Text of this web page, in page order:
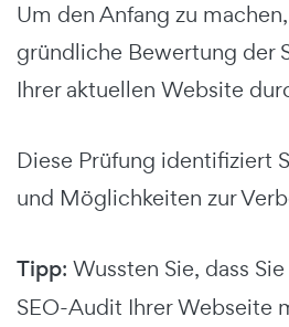
Um den Anfang zu
gründliche Bewertung der
Ihrer aktuellen Website
Diese Prüfung identifiziert
und Möglichkeiten zur
Tipp: Wussten Sie, dass
SEO-Audit Ihrer Webseite